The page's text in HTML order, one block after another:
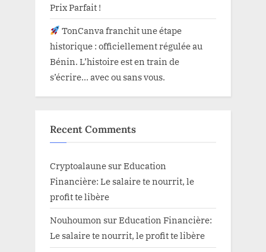
Prix Parfait !
TonCanva franchit une étape
historique : officiellement régulée au
Bénin. L’histoire est en train de
s’écrire… avec ou sans vous.
Recent Comments
Cryptoalaune surEducation
Financière: Le salaire te nourrit, le
profit te libère
Nouhoumon surEducation Financière:
Le salaire te nourrit, le profit te libère